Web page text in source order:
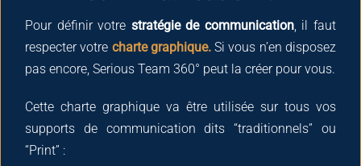
Pour définir votre stratégie de communication, il faut
respecter votre charte graphique.Si vous n’en disposez
pas encore, Serious Team 360° peut la créer pour vous.
Cette charte graphique va être utilisée sur tous vos
supports de communication dits “traditionnels” ou
“Print” :